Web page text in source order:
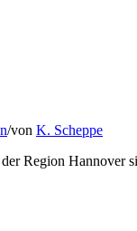
/von K. Scheppe
Region Hannover